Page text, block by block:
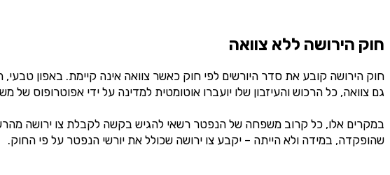
חוק הירושה ללא צוואה
חוק הירושה קובע את סדר היורשים לפי חוק כאשר צוואה אינה קיימת. באפון טבעי,
גם צוואה, כל הרכוש והעיזבון שלו יועברו אוטומטית למדינה על ידי אפוטרופוס של
במקרים אלו, כל קרוב משפחה של הנפטר רשאי להגיש בקשה לקבלת צו ירושה
שהופקדה, במידה ולא הייתה – יקבע צו ירושה שכולל את יורשי הנפטר על פי החוק.